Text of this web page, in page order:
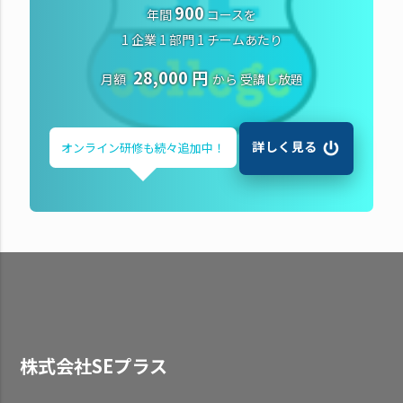
年間900コースを
1 企業 1 部門 1 チームあたり
月額 28,000 円 から受講し放題
オンライン研修も続々追加中！ 詳しく見る
株式会社SEプラス